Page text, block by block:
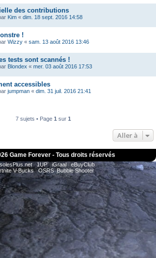
des contributions
Kim « dim. 18 sept. 2016 14:58
!
Wizzy « sam. 13 août 2016 13:46
tests sont scannés !
Blondex « mer. 03 août 2016 17:53
accessibles
jumpman « dim. 31 juil. 2016 21:41
7 sujets • Page 1 sur 1
Aller à
Game Forever - Tous droits réservés
1UP iGraal
eBuyClub
V-Bucks
OSRS Bubble Shooter